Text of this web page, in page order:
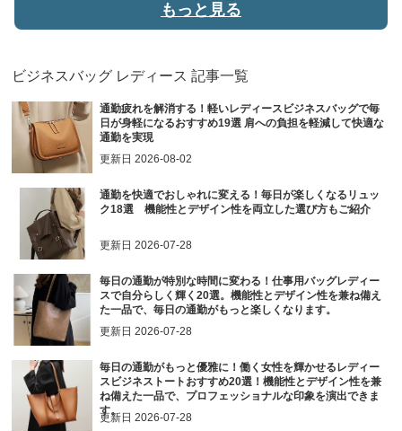
もっと見る
ビジネスバッグ レディース 記事一覧
通勤疲れを解消する！軽いレディースビジネスバッグで毎
日が身軽になるおすすめ19選 肩への負担を軽減して快適な
通勤を実現
更新日2026-08-02
通勤を快適でおしゃれに変える！毎日が楽しくなるリュッ
ク18選 機能性とデザイン性を両立した選び方もご紹介
更新日2026-07-28
毎日の通勤が特別な時間に変わる！仕事用バッグレディー
スで自分らしく輝く20選。機能性とデザイン性を兼ね備え
た一品で、毎日の通勤がもっと楽しくなります。
更新日2026-07-28
毎日の通勤がもっと優雅に！働く女性を輝かせるレディー
スビジネストートおすすめ20選！機能性とデザイン性を兼
ね備えた一品で、プロフェッショナルな印象を演出できま
す。
更新日2026-07-28